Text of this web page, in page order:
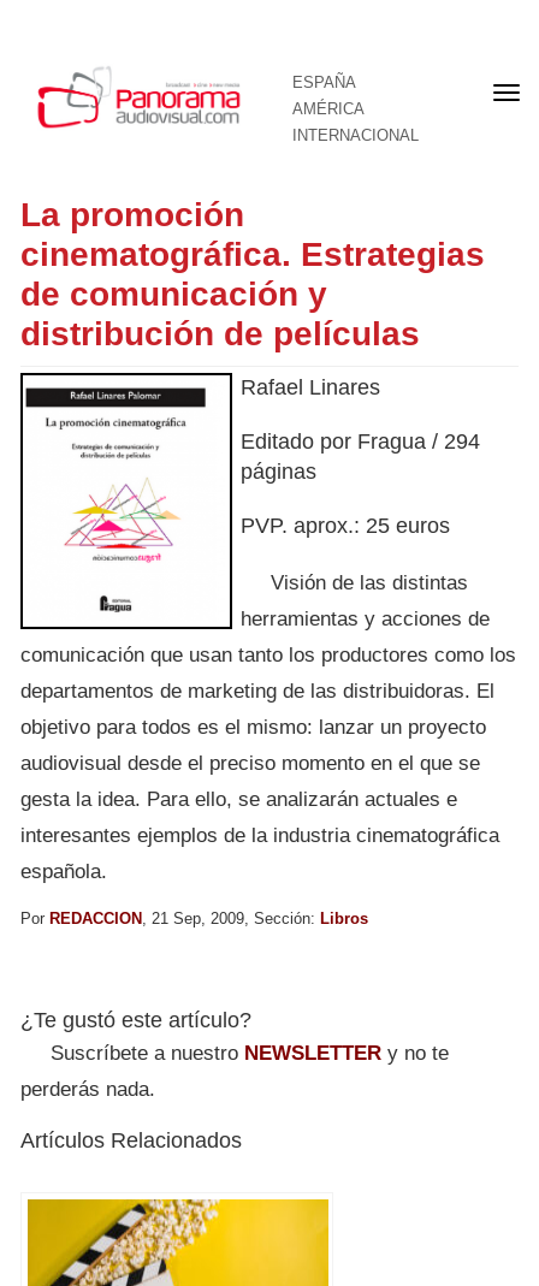
ESPAÑA
AMÉRICA
INTERNACIONAL
La promoción
cinematográfica. Estrategias
de comunicación y
distribución de películas
Rafael Linares
Editado por Fragua / 294
páginas
PVP. aprox.: 25 euros
Visión de las distintas
herramientas y acciones de
comunicación que usan tanto los productores como los
departamentos de marketing de las distribuidoras. El
objetivo para todos es el mismo: lanzar un proyecto
audiovisual desde el preciso momento en el que se
gesta la idea. Para ello, se analizarán actuales e
interesantes ejemplos de la industria cinematográfica
española.
Por REDACCION , 21 Sep, 2009, Sección: Libros
¿Te gustó este artículo?
Suscríbete a nuestro NEWSLETTER y no te
perderás nada.
Artículos Relacionados